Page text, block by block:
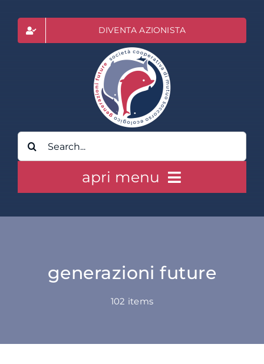
contenuto
DIVENTA AZIONISTA
Cerca
per:
apri menu
generazioni future
102 items